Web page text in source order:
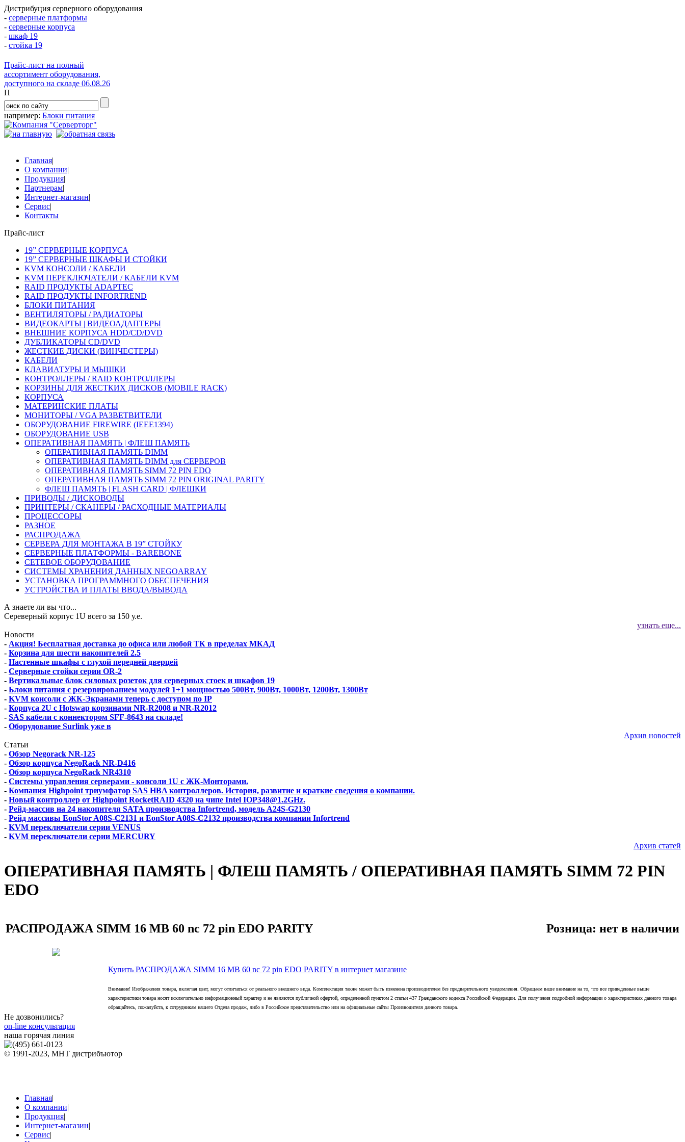
Дистрибуция серверного оборудования
- серверные платформы
- серверные корпуса
- шкаф 19
- стойка 19
Прайс-лист на полный
ассортимент оборудования,
доступного на складе 06.08.26
П
например: Блоки питания
Главная|
О компании|
Продукция|
Партнерам|
Интернет-магазин|
Сервис|
Контакты
Прайс-лист
19” СЕРВЕРНЫЕ КОРПУСА
19” СЕРВЕРНЫЕ ШКАФЫ И СТОЙКИ
KVM КОНСОЛИ / КАБЕЛИ
KVM ПЕРЕКЛЮЧАТЕЛИ / КАБЕЛИ KVM
RAID ПРОДУКТЫ ADAPTEC
RAID ПРОДУКТЫ INFORTREND
БЛОКИ ПИТАНИЯ
ВЕНТИЛЯТОРЫ / РАДИАТОРЫ
ВИДЕОКАРТЫ | ВИДЕОАДАПТЕРЫ
ВНЕШНИЕ КОРПУСА HDD/CD/DVD
ДУБЛИКАТОРЫ CD/DVD
ЖЕСТКИЕ ДИСКИ (ВИНЧЕСТЕРЫ)
КАБЕЛИ
КЛАВИАТУРЫ И МЫШКИ
КОНТРОЛЛЕРЫ / RAID КОНТРОЛЛЕРЫ
КОРЗИНЫ ДЛЯ ЖЕСТКИХ ДИСКОВ (MOBILE RACK)
КОРПУСА
МАТЕРИНСКИЕ ПЛАТЫ
МОНИТОРЫ / VGA РАЗВЕТВИТЕЛИ
ОБОРУДОВАНИЕ FIREWIRE (IEEE1394)
ОБОРУДОВАНИЕ USB
ОПЕРАТИВНАЯ ПАМЯТЬ | ФЛЕШ ПАМЯТЬ
ОПЕРАТИВНАЯ ПАМЯТЬ DIMM
ОПЕРАТИВНАЯ ПАМЯТЬ DIMM для СЕРВЕРОВ
ОПЕРАТИВНАЯ ПАМЯТЬ SIMM 72 PIN EDO
ОПЕРАТИВНАЯ ПАМЯТЬ SIMM 72 PIN ORIGINAL PARITY
ФЛЕШ ПАМЯТЬ | FLASH CARD | ФЛЕШКИ
ПРИВОДЫ / ДИСКОВОДЫ
ПРИНТЕРЫ / СКАНЕРЫ / РАСХОДНЫЕ МАТЕРИАЛЫ
ПРОЦЕССОРЫ
РАЗНОЕ
РАСПРОДАЖА
СЕРВЕРА ДЛЯ МОНТАЖА В 19” СТОЙКУ
СЕРВЕРНЫЕ ПЛАТФОРМЫ - BAREBONE
СЕТЕВОЕ ОБОРУДОВАНИЕ
СИСТЕМЫ ХРАНЕНИЯ ДАННЫХ NEGOARRAY
УСТАНОВКА ПРОГРАММНОГО ОБЕСПЕЧЕНИЯ
УСТРОЙСТВА И ПЛАТЫ ВВОДА/ВЫВОДА
А знаете ли вы что...
Сереверный корпус 1U всего за 150 у.е.
узнать еще...
Новости
- Акция! Бесплатная доставка до офиса или любой ТК в пределах МКАД
- Корзина для шести накопителей 2.5
- Настенные шкафы с глухой передней дверцей
- Серверные стойки серии OR-2
- Вертикальные блок силовых розеток для серверных стоек и шкафов 19
- Блоки питания с резервированием модулей 1+1 мощностью 500Вт, 900Вт, 1000Вт, 1200Вт, 1300Вт
- KVM консоли с ЖК-Экранами теперь с доступом по IP
- Корпуса 2U с Hotswap корзинами NR-R2008 и NR-R2012
- SAS кабели с коннектором SFF-8643 на складе!
- Оборудование Surlink уже в
Архив новостей
Статьи
- Обзор Negorack NR-125
- Обзор корпуса NegoRack NR-D416
- Обзор корпуса NegoRack NR4310
- Системы управления серверами - консоли 1U с ЖК-Монторами.
- Компания Highpoint триумфатор SAS HBA контроллеров. История, развитие и краткие сведения о компании.
- Новый контроллер от Highpoint RocketRAID 4320 на чипе Intel IOP348@1.2GHz.
- Рейд-массив на 24 накопителя SATA производства Infortrend, модель A24S-G2130
- Рейд массивы EonStor A08S-C2131 и EonStor A08S-C2132 производства компании Infortrend
- KVM переключатели серии VENUS
- KVM переключатели серии MERCURY
Архив статей
ОПЕРАТИВНАЯ ПАМЯТЬ | ФЛЕШ ПАМЯТЬ / ОПЕРАТИВНАЯ ПАМЯТЬ SIMM 72 PIN
EDO
РАСПРОДАЖА SIMM 16 MB 60 nc 72 pin EDO PARITY Розница: нет в наличии
Купить РАСПРОДАЖА SIMM 16 MB 60 nc 72 pin EDO PARITY в интернет магазине
Внимание! Изображения товара, включая цвет, могут отличаться от реального внешнего вида. Комплектация также может быть изменена производителем без предварительного уведомления. Обращаем ваше внимание на то, что все приведенные выше
характеристики товара носят исключительно информационный характер и не являются публичной офертой, определенной пунктом 2 статьи 437 Гражданского кодекса Российской Федерации. Для получения подробной информации о характеристиках данного товара
обращайтесь, пожалуйста, к сотрудникам нашего Отдела продаж, либо в Российское представительство или на официальные сайты Производителя данного товара.
Не дозвонились?
on-line консультация
наша горячая линия
© 1991-2023, МНТ дистрибъютор
Главная|
О компании|
Продукция|
Интернет-магазин|
Сервис|